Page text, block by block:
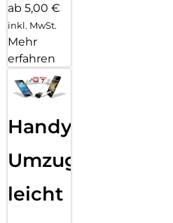
ab 5,00 €
inkl. MwSt.
Mehr
erfahren
Handy
Umzug
leicht